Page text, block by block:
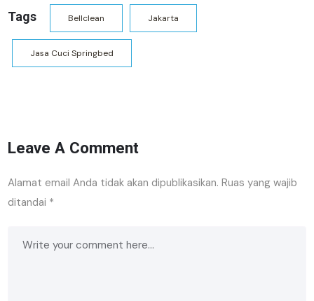
Tags Bellclean Jakarta
Jasa Cuci Springbed
Leave A Comment
Alamat email Anda tidak akan dipublikasikan. Ruas yang wajib
ditandai *